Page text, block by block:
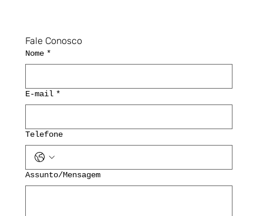
Fale Conosco
Nome *
E-mail *
Telefone
Assunto/Mensagem